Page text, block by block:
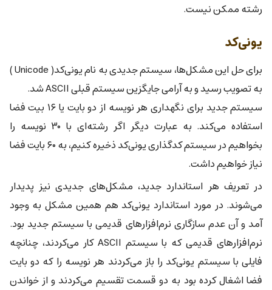
رشته ممکن نیست.
یونی‌کد
برای حل این مشکل‌ها، سیستم جدیدی به نام یونی‌کد( Unicode )
به تصویب رسید و به آرامی جایگزین سیستم قبلی ASCII شد.
سیستم جدید برای نگهداری هر نویسه از دو بایت یا ۱۶ بیت فضا
استفاده می‌کند. به عبارت دیگر اگر رشته‌ای با ۳۰ نویسه را
بخواهیم در سیستم کدگذاری یونی‌کد ذخیره کنیم، به ۶۰ بایت فضا
نیاز خواهیم داشت.
در تعریف هر استاندارد جدید، مشکل‌های جدیدی نیز پدیدار
می‌شوند. در مورد استاندارد یونی‌کد هم همین مشکل به وجود
آمد و آن عدم سازگاری نرم‌افزارهای قدیمی با سیستم جدید بود.
نرم‌افزارهای قدیمی که با سیستم ASCII کار می‌کردند، چنانچه
فایلی با سیستم یونی‌کد را باز می‌کردند هر نویسه را که دو بایت
فضا اشغال کرده بود به دو قسمت تقسیم می‌کردند و از خواندن